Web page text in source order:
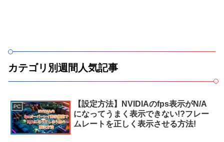
カテゴリ別週間人気記事
PC
【設定方法】NVIDIAのfps表示がN/A
になってうまく表示できない!?フレー
ムレートを正しく表示させる方法!